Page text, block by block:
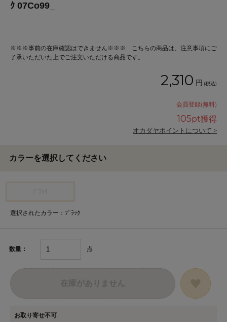
ｸ 07Co99_
※※※事前の在庫確認はできません※※※ こちらの商品は、注意事項にご
了承いただいた上でご注文いただける商品です。
2,310 円 (税込)
会員登録(無料)
105pt獲得
オカダヤポイントについて >
カラーを選択してください
選択されたカラー：ﾌﾞﾗｯｸ
数量： 点
お取り寄せ不可